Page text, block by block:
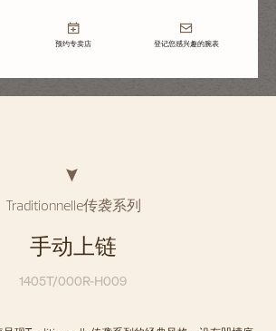
预约专卖店 登记您感兴趣的腕表
Traditionnelle传袭系列
手动上链
1405T/000R-H009